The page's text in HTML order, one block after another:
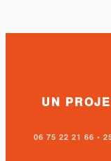
UN
06 75 22 21 66 •